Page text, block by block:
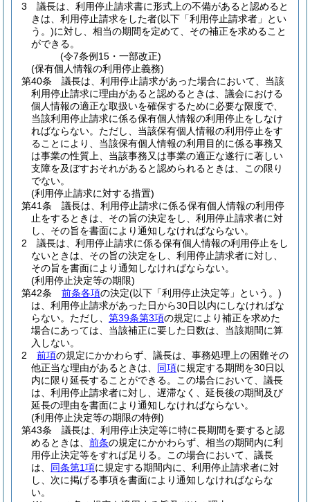
3
議長は、利用停止請求書に形式上の不備があると認めると
きは、利用停止請求をした者(以下「利用停止請求者」とい
う。)に対し、相当の期間を定めて、その補正を求めること
ができる。
(令7条例15・一部改正)
(保有個人情報の利用停止義務)
第40条
議長は、利用停止請求があった場合において、当該
利用停止請求に理由があると認めるときは、議会における
個人情報の適正な取扱いを確保するために必要な限度で、
当該利用停止請求に係る保有個人情報の利用停止をしなけ
ればならない。 ただし、当該保有個人情報の利用停止をす
ることにより、当該保有個人情報の利用目的に係る事務又
は事業の性質上、当該事務又は事業の適正な遂行に著しい
支障を及ぼすおそれがあると認められるときは、この限り
でない。
(利用停止請求に対する措置)
第41条
議長は、利用停止請求に係る保有個人情報の利用停
止をするときは、その旨の決定をし、利用停止請求者に対
し、その旨を書面により通知しなければならない。
2
議長は、利用停止請求に係る保有個人情報の利用停止をし
ないときは、その旨の決定をし、利用停止請求者に対し、
その旨を書面により通知しなければならない。
(利用停止決定等の期限)
第42条
前条各項の決定(以下「利用停止決定等」という。)
は、利用停止請求があった日から30日以内にしなければな
らない。 ただし、 第39条第3項の規定により補正を求めた
場合にあっては、当該補正に要した日数は、当該期間に算
入しない。
2
前項の規定にかかわらず、議長は、事務処理上の困難その
他正当な理由があるときは、 同項に規定する期間を30日以
内に限り延長することができる。
この場合において、議長
は、利用停止請求者に対し、遅滞なく、延長後の期間及び
延長の理由を書面により通知しなければならない。
(利用停止決定等の期限の特例)
第43条
議長は、利用停止決定等に特に長期間を要すると認
めるときは、 前条の規定にかかわらず、相当の期間内に利
用停止決定等をすれば足りる。
この場合において、議長
は、 同条第1項に規定する期間内に、利用停止請求者に対
し、次に掲げる事項を書面により通知しなければならな
い。